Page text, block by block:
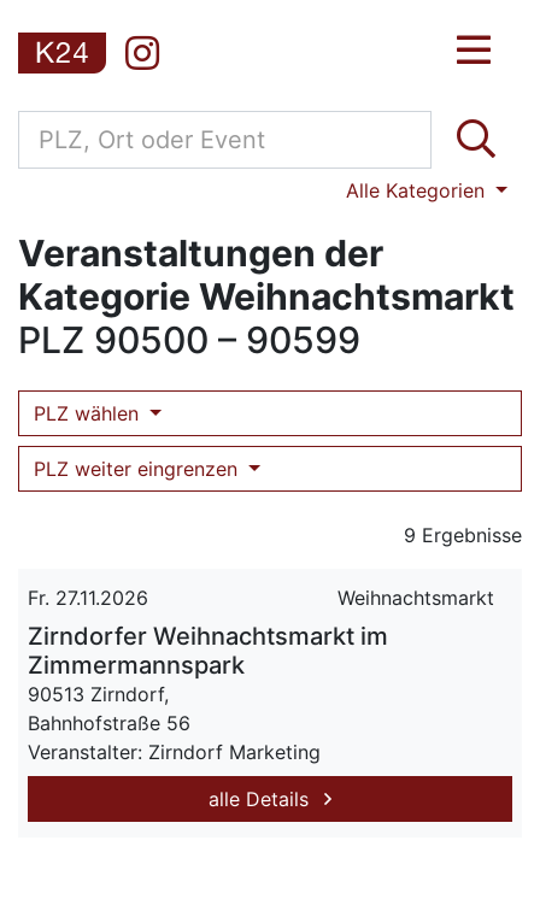
Alle Kategorien
Veranstaltungen der
Kategorie Weihnachtsmarkt
PLZ 90500 – 90599
PLZ wählen
PLZ weiter eingrenzen
9 Ergebnisse
Fr. 27.11.2026 Weihnachtsmarkt
Zirndorfer Weihnachtsmarkt im
Zimmermannspark
90513 Zirndorf,
Bahnhofstraße 56
Veranstalter: Zirndorf Marketing
alle Details